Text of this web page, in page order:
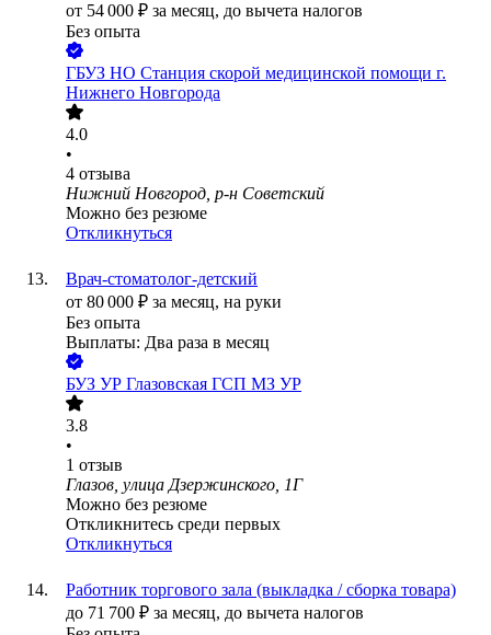
от 54 000 ₽ за месяц, до вычета налогов
Без опыта
ГБУЗ НО Станция скорой медицинской помощи г.
Нижнего Новгорода
4.0
•
4 отзыва
Нижний Новгород, р-н Советский
Можно без резюме
Откликнуться
Врач-стоматолог-детский
от 80 000 ₽ за месяц, на руки
Без опыта
Выплаты: Два раза в месяц
БУЗ УР Глазовская ГСП МЗ УР
3.8
•
1 отзыв
Глазов, улица Дзержинского, 1Г
Можно без резюме
Откликнитесь среди первых
Откликнуться
Работник торгового зала (выкладка / сборка товара)
до 71 700 ₽ за месяц, до вычета налогов